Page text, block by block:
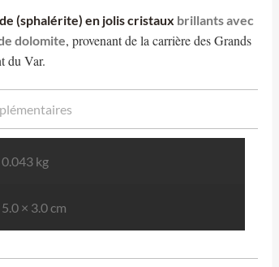
(sphalérite) en jolis cristaux brillants avec
dolomite, provenant de la carrière des Grands
du Var.
0.043 kg
5.0 × 3.0 cm